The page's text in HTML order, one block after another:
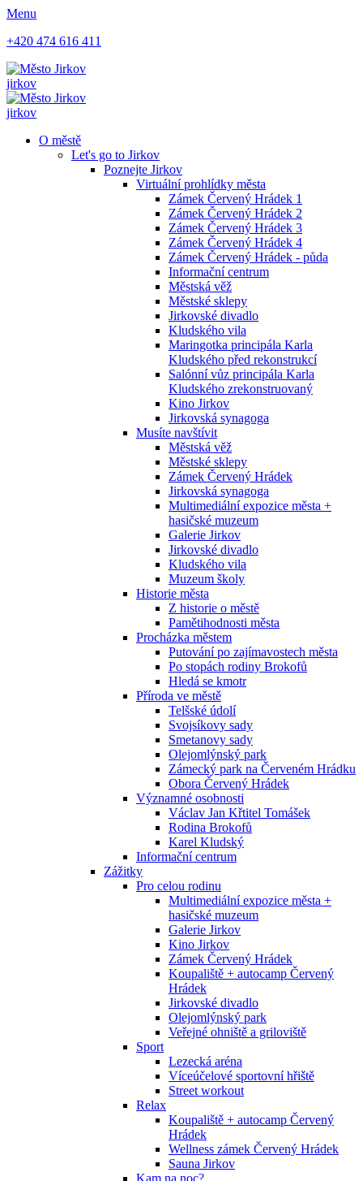
Menu
+420 474 616 411
jirkov
jirkov
O městě
Let's go to Jirkov
Poznejte Jirkov
Virtuální prohlídky města
Zámek Červený Hrádek 1
Zámek Červený Hrádek 2
Zámek Červený Hrádek 3
Zámek Červený Hrádek 4
Zámek Červený Hrádek - půda
Informační centrum
Městská věž
Městské sklepy
Jirkovské divadlo
Kludského vila
Maringotka principála Karla
Kludského před rekonstrukcí
Salónní vůz principála Karla
Kludského zrekonstruovaný
Kino Jirkov
Jirkovská synagoga
Musíte navštívit
Městská věž
Městské sklepy
Zámek Červený Hrádek
Jirkovská synagoga
Multimediální expozice města +
hasičské muzeum
Galerie Jirkov
Jirkovské divadlo
Kludského vila
Muzeum školy
Historie města
Z historie o městě
Pamětihodnosti města
Procházka městem
Putování po zajímavostech města
Po stopách rodiny Brokofů
Hledá se kmotr
Příroda ve městě
Telšské údolí
Svojsíkovy sady
Smetanovy sady
Olejomlýnský park
Zámecký park na Červeném Hrádku
Obora Červený Hrádek
Významné osobnosti
Václav Jan Křtitel Tomášek
Rodina Brokofů
Karel Kludský
Informační centrum
Zážitky
Pro celou rodinu
Multimediální expozice města +
hasičské muzeum
Galerie Jirkov
Kino Jirkov
Zámek Červený Hrádek
Koupaliště + autocamp Červený
Hrádek
Jirkovské divadlo
Olejomlýnský park
Veřejné ohniště a griloviště
Sport
Lezecká aréna
Víceúčelové sportovní hřiště
Street workout
Relax
Koupaliště + autocamp Červený
Hrádek
Wellness zámek Červený Hrádek
Sauna Jirkov
Kam na noc?